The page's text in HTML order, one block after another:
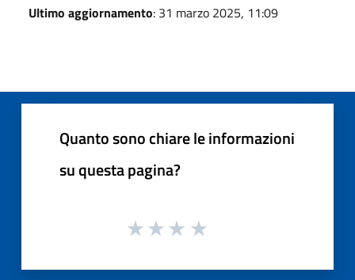
Ultimo aggiornamento: 31 marzo 2025, 11:09
Quanto sono chiare le informazioni
su questa pagina?